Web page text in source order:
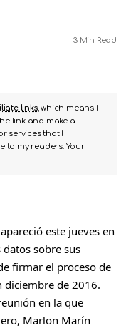
3 Min Read
links, which means I
link and make a
services that I
to my readers. Your
este jueves en
sobre sus
firmar el proceso de
diciembre de 2016.
en la que
Marlon Marín